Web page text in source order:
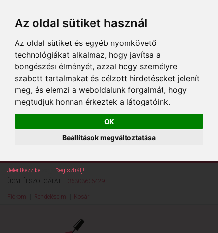
Az oldal sütiket használ
Az oldal sütiket és egyéb nyomkövető
technológiákat alkalmaz, hogy javítsa a
böngészési élményét, azzal hogy személyre
szabott tartalmakat és célzott hirdetéseket jelenít
meg, és elemzi a weboldalunk forgalmát, hogy
megtudjuk honnan érkeztek a látogatóink.
OK
Beállítások megváltoztatása
Jelentkezz be
Regisztrálj!
ÜGYFÉLSZOLGÁLAT: +36303606429
Fiókom Rendeléseim Kosár